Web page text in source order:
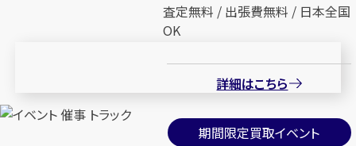
査定無料 / 出張費無料 / 日本全国
OK
詳細はこちら
期間限定買取イベント